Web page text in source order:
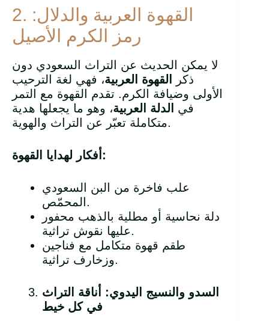
2. القهوة العربية والدلال:
رمز الكرم الأصيل
لا يمكن الحديث عن التراث السعودي دون
ذكر
القهوة العربية، فهي لغة الترحيب
الأولى وضيافة الكرم. تقدم القهوة مع التمر
في
الدلة العربية، وهو ما يجعلها هدية
متكاملة تعبّر عن التراث والهوية.
أفكار لهدايا القهوة :
علب فاخرة من البن السعودي
المحمّص.
دلة نحاسية أو مطلية بالذهب محفور
عليها نقوش تراثية.
طقم قهوة متكامل مع فناجين
وزخارف تراثية.
السدو والنسيج اليدوي: أناقة التراث
في كل خيط